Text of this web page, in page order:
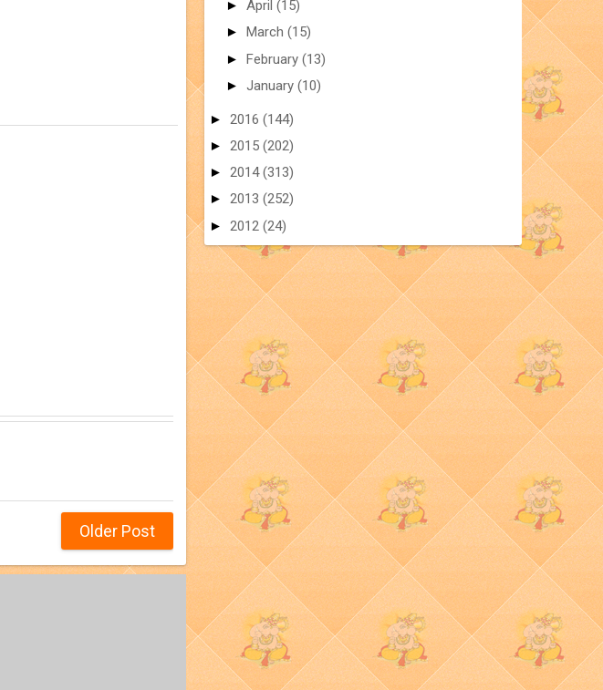
Older Post
► April (15)
► March (15)
► February (13)
► January (10)
► 2016 (144)
► 2015 (202)
► 2014(313)
► 2013 (252)
► 2012 (24)